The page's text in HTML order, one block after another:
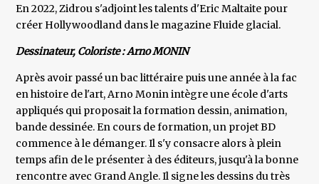
En 2022, Zidrou s'adjoint les talents d'Eric Maltaite pour
créer Hollywoodland dans le magazine Fluide glacial.
Dessinateur, Coloriste : Arno MONIN
Après avoir passé un bac littéraire puis une année à la fac
en histoire de l'art, Arno Monin intègre une école d'arts
appliqués qui proposait la formation dessin, animation,
bande dessinée. En cours de formation, un projet BD
commence à le démanger. Il s'y consacre alors à plein
temps afin de le présenter à des éditeurs, jusqu'à la bonne
rencontre avec Grand Angle. Il signe les dessins du très